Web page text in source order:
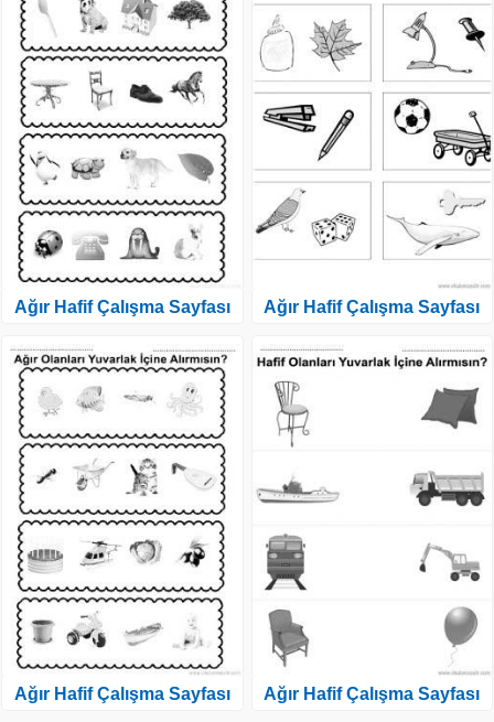
Ağır Hafif Çalışma Sayfası
Ağır Hafif Çalışma Sayfası
Ağır Hafif Çalışma Sayfası
Ağır Hafif Çalışma Sayfası